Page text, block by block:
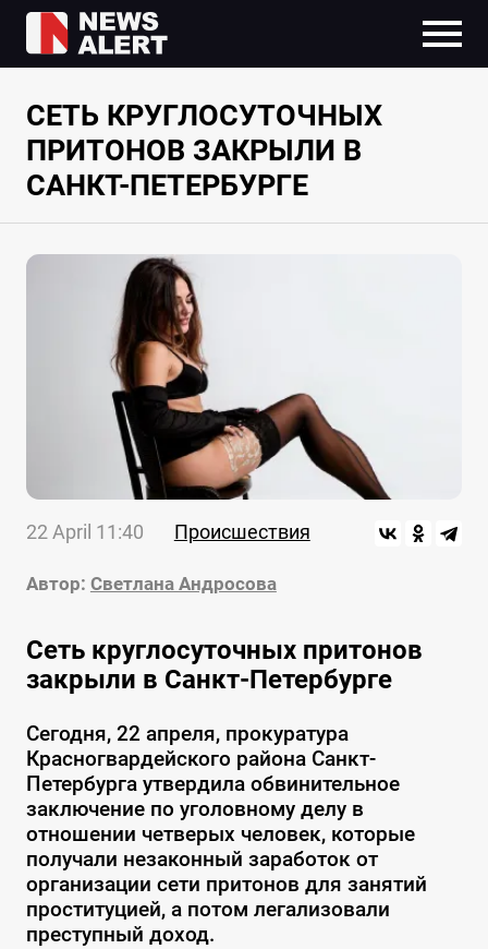
СЕТЬ КРУГЛОСУТОЧНЫХ
ПРИТОНОВ ЗАКРЫЛИ В
САНКТ-ПЕТЕРБУРГЕ
22 April 11:40 Происшествия
Автор: Светлана Андросова
Сеть круглосуточных притонов
закрыли в Санкт-Петербурге
Сегодня, 22 апреля, прокуратура
Красногвардейского района Санкт-
Петербурга утвердила обвинительное
заключение по уголовному делу в
отношении четверых человек, которые
получали незаконный заработок от
организации сети притонов для занятий
проституцией, а потом легализовали
преступный доход.